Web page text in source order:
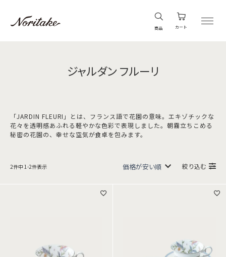
商品 カート
ジャルダン フルーリ
「JARDIN FLEURI」とは、フランス語で花園の意味。エキゾチックな
花々を透明感あふれる軽やかな色彩で表現しました。朝霧立ちこめる
秘密の花園の、幸せな空気が食卓を包みます。
2件中 1 -2件表示 絞り込む